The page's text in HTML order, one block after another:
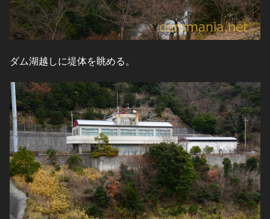
ダム湖越しに堤体を眺める。